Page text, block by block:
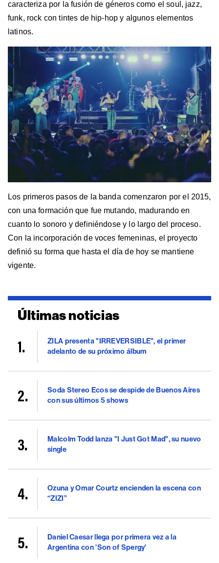
caracteriza por la fusión de géneros como el soul, jazz,
funk, rock con tintes de hip-hop y algunos elementos
latinos.
Los primeros pasos de la banda comenzaron por el 2015,
con una formación que fue mutando, madurando en
cuanto lo sonoro y definiéndose y lo largo del proceso.
Con la incorporación de voces femeninas, el proyecto
definió su forma que hasta el día de hoy se mantiene
vigente.
Últimas noticias
ZILA presenta "IRREVERSIBLE", el primer
adelanto de su próximo álbum
Soda Stereo Ecos se despide de Buenos Aires
con sus últimos 5 shows
Malcolm Todd lanza "I Just Got Mad", su nuevo
single
Ozuna y Omar Courtz encienden la escena con
“ZIZI”
Daniel Caesar llega por primera vez a la
Argentina con 'Son of Spergy'